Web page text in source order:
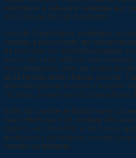
résistance à l’abrasion adaptée aux
ainsi qu’une facilité d’entretien.
Lors de l’application, privilégiez un
rouleau à poils courts, en veillant
du bois pour un résultat homogène et
un escalier très sollicité, trois
recommandées, avec un temps de
et 12 heures entre chaque couche.
alternées permet d’utiliser l’escalier
séchage, évitant ainsi la dégradation
Enfin, la couche de finition avec un
ceux offerts par V33, protège
rayures, de l’humidité et de l’usure
préférences stylistiques, on opte pour
satinée ou brillante.